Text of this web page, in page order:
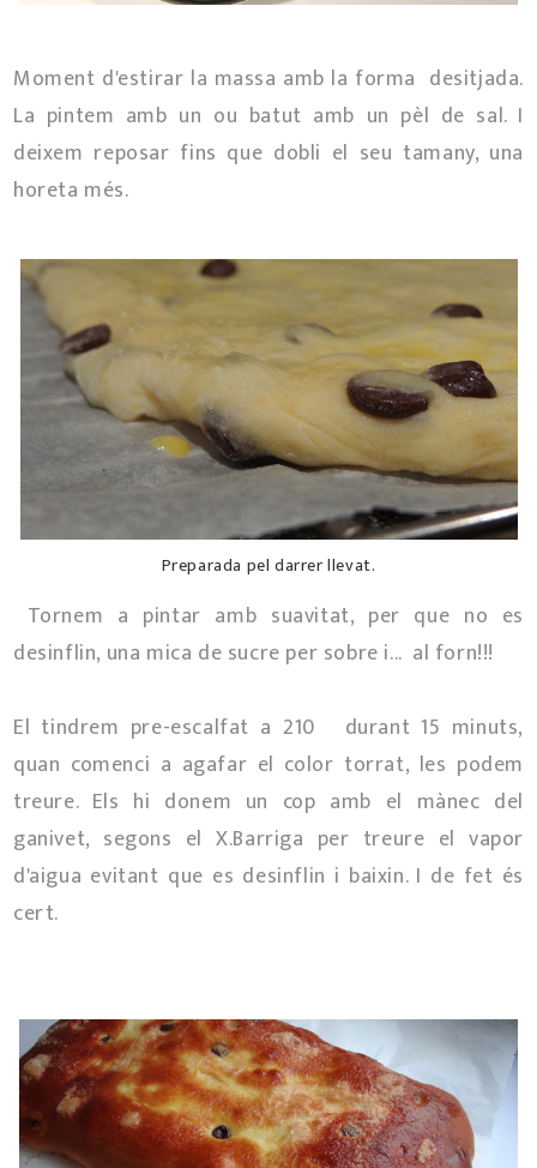
Moment d'estirar la massa amb la forma desitjada.
La pintem amb un ou batut amb un pèl de sal. I
deixem reposar fins que dobli el seu tamany, una
horeta més.
Preparada pel darrer llevat.
Tornem a pintar amb suavitat, per que no es
desinflin, una mica de sucre per sobre i... al forn!!!
El tindrem pre-escalfat a 210º durant 15 minuts,
quan comenci a agafar el color torrat, les podem
treure. Els hi donem un cop amb el mànec del
ganivet, segons el X.Barriga per treure el vapor
d'aigua evitant que es desinflin i baixin. I de fet és
cert.